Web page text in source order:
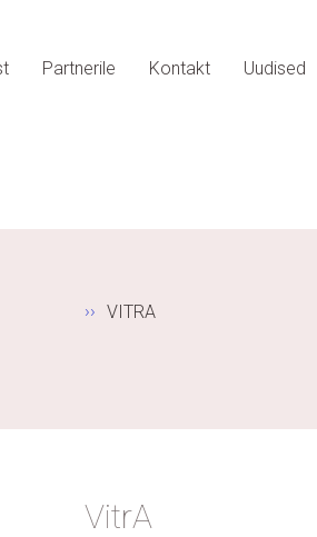
Partnerile Kontakt Uudised
VITRA
VitrA